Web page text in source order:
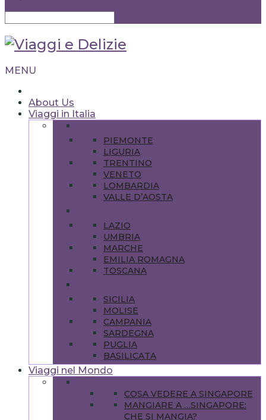
MENU
About Us
Viaggi in Italia
PIEMONTE
LIGURIA
TRENTINO
VENETO
LOMBARDIA
VALLE D’AOSTA
LAZIO
UMBRIA
MARCHE
EMILIA ROMAGNA
TOSCANA
SICILIA
MOLISE
CAMPANIA
SARDEGNA
PUGLIA
BASILICATA
Viaggi nel Mondo
COSA VEDERE A SINGAPORE
MANGIARE A …SINGAPORE:
CHE SI MANGIA?